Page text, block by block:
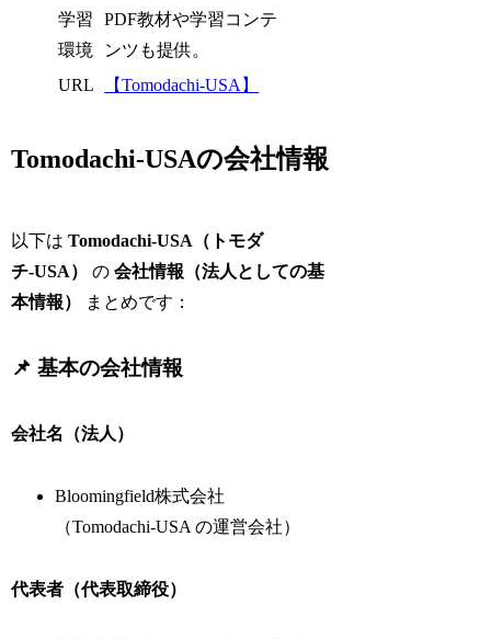
学習
環境
PDF教材や学習コンテ
ンツも提供。
URL
【Tomodachi-USA】
Tomodachi-USAの会社情報
以下はTomodachi‑USA（トモダ
チ‑USA）
の会社情報（法人としての基
本情報）
まとめです：
📌 基本の会社情報
会社名（法人）
Bloomingfield株式会社
（Tomodachi‑USA の運営会社）
代表者（代表取締役）